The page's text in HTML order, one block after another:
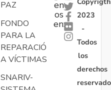
PAZ
FONDO
PARA LA
REPARACIÓN
A VÍCTIMAS
SNARIV-
en
os
en:
2023
-
Todos
los
derechos